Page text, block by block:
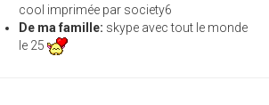
cool imprimée par society6
De ma famille: skype avec tout le monde
le 25